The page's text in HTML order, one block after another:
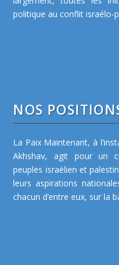
politique au conflit israélo-
NOS
La Paix Maintenant, à
Akhshav, agit pour un
peuples israélien et
leurs aspirations
chacun d’entre eux, sur la